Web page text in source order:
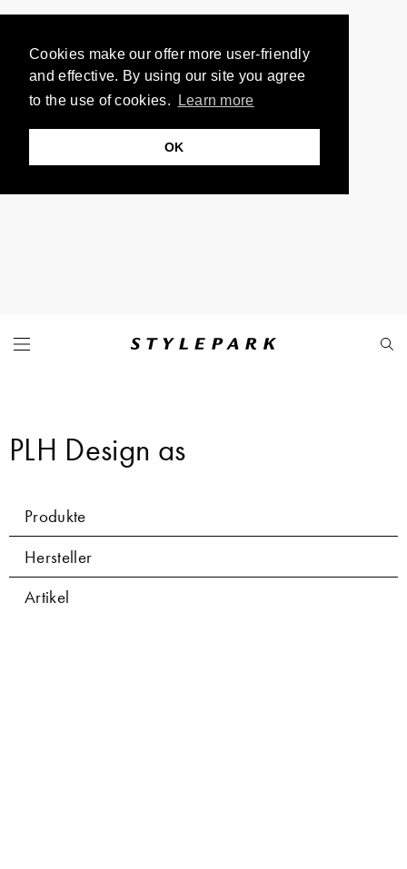
Cookies make our offer more user-friendly
and effective. By using our site you agree
to the use of cookies.
Learn more
OK
PLH Design as
Produkte
Hersteller
Artikel